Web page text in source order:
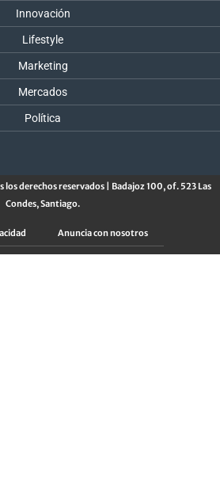
Innovación
Lifestyle
Marketing
Mercados
Política
derechos reservados | Badajoz 100, of. 523 Las
Condes, Santiago.
Anuncia con nosotros